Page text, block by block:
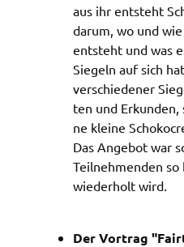
aus ihr entsteht
darum, wo und
entsteht und was
Siegeln auf sich
verschie­de­ner
ten und
ne klei­ne
Das Ange­bot war
Teil­neh­men­den so
wieder­holt wird.
Der Vortrag
_pk_id
Name:
_pk_id
Anbieter:
Landratsamt
Zweck:
Erzeugt statistische
Besucher die Website